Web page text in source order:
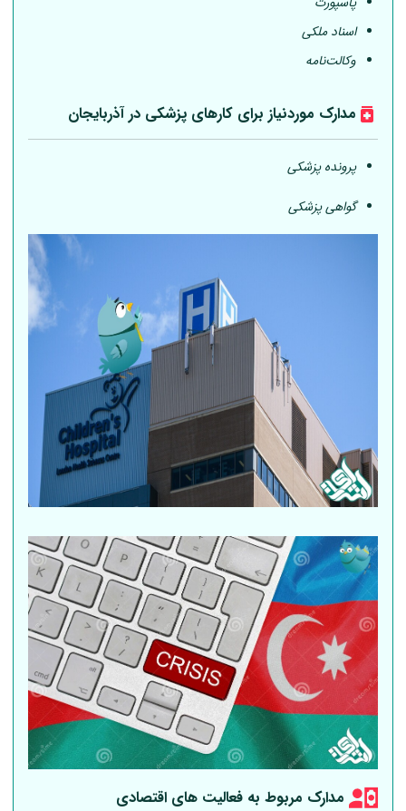
اسناد ملکی
وکالت‌نامه
مدارک موردنیاز برای کارهای پزشکی در آذربایجان
پرونده پزشکی
گواهی پزشکی
مدارک مربوط به فعالیت های اقتصادی